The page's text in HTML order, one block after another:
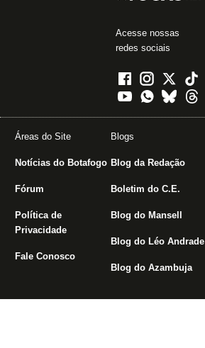
Acesse nossas
redes sociais
Áreas do Site
Notícias do Botafogo
Fórum
Política de
Privacidade
Fale Conosco
Blogs
Blog da Redação
Boletim do C.E.
Blog do Mansell
Blog do Léo Andrade
Blog do Azambuja